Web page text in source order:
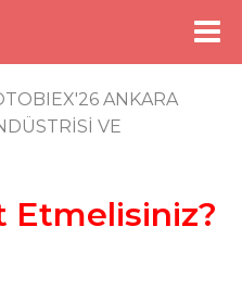
ANKARA
VE
Etmelisiniz?